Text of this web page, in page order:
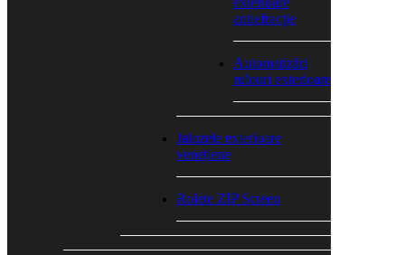
antiefracție
Automatizări
rulouri exterioare
Jaluzele exterioare
venețiene
Rolete ZIP Screen